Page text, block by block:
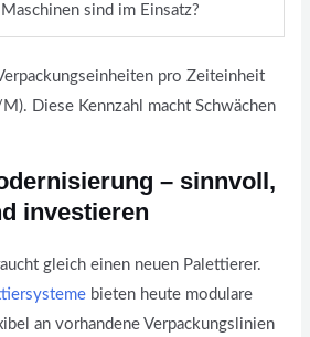
Maschinen sind im Einsatz?
pro Zeiteinheit
Diese Kennzahl macht Schwächen
– sinnvoll,
investieren
gleich einen neuen Palettierer.
bieten heute modulare
an vorhandene Verpackungslinien